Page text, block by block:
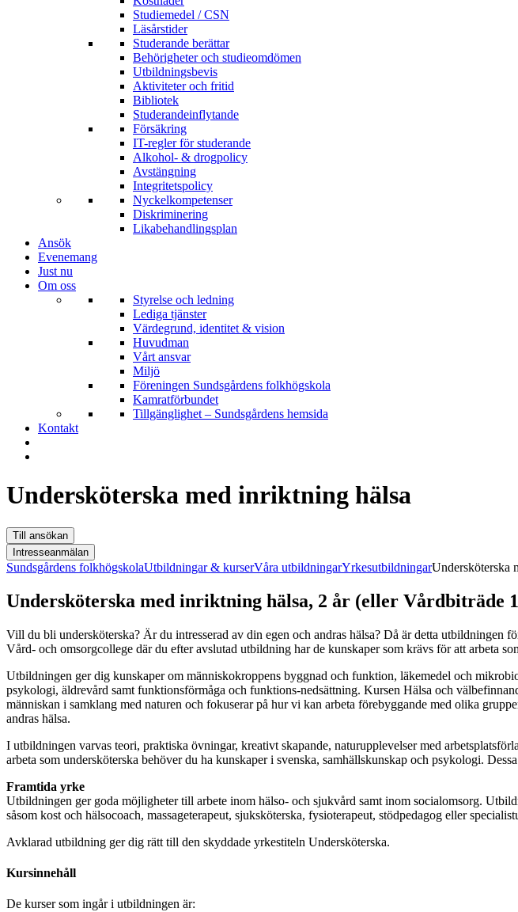
Studiemedel / CSN
Läsårstider
Studerande berättar
Behörigheter och studieomdömen
Utbildningsbevis
Aktiviteter och fritid
Bibliotek
Studerandeinflytande
Försäkring
IT-regler för studerande
Alkohol- & drogpolicy
Avstängning
Integritetspolicy
Nyckelkompetenser
Diskriminering
Likabehandlingsplan
Ansök
Evenemang
Just nu
Om oss
Styrelse och ledning
Lediga tjänster
Värdegrund, identitet & vision
Huvudman
Vårt ansvar
Miljö
Föreningen Sundsgårdens folkhögskola
Kamratförbundet
Tillgänglighet – Sundsgårdens hemsida
Kontakt
Undersköterska med inriktning hälsa
Till ansökan
Intresseanmälan
Sundsgårdens folkhögskolaUtbildningar & kurserVåra utbildningarYrkesutbildningarUndersköterska
Undersköterska med inriktning hälsa, 2 år (eller Vårdbiträde
Vill du bli undersköterska? Är du intresserad av din egen och andras hälsa? Då är detta
Vård- och omsorgcollege där du efter avslutad utbildning har de kunskaper som krävs för att arbeta
Utbildningen ger dig kunskaper om människokroppens byggnad och funktion, läkemedel och
psykologi, äldrevård samt funktionsförmåga och funktions-nedsättning. Kursen Hälsa och
människan i samklang med naturen och fokuserar på hur vi kan arbeta förebyggande med olika
andras hälsa.
I utbildningen varvas teori, praktiska övningar, kreativt skapande, naturupplevelser med
arbeta som undersköterska behöver du ha kunskaper i svenska, samhällskunskap och psykologi.
Framtida yrke
Utbildningen ger goda möjligheter till arbete inom hälso- och sjukvård samt inom socialomsorg.
såsom kost och hälsocoach, massageterapeut, sjuksköterska, fysioterapeut, stödpedagog eller
Avklarad utbildning ger dig rätt till den skyddade yrkestiteln Undersköterska.
Kursinnehåll
De kurser som ingår i utbildningen är: